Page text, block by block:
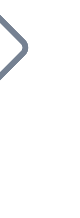
entreprise et
et
notre service